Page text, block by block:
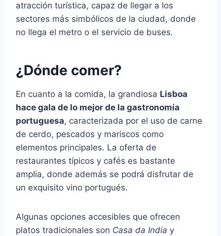
atracción turística, capaz de llegar a los
sectores más simbólicos de la ciudad, donde
no llega el metro o el servicio de buses.
¿Dónde comer?
En cuanto a la comida, la grandiosa Lisboa
hace gala de lo mejor de la gastronomía
portuguesa, caracterizada por el uso de carne
de cerdo, pescados y mariscos como
elementos principales. La oferta de
restaurantes típicos y cafés es bastante
amplia, donde además se podrá disfrutar de
un exquisito vino portugués.
Algunas opciones accesibles que ofrecen
platos tradicionales son Casa da India y